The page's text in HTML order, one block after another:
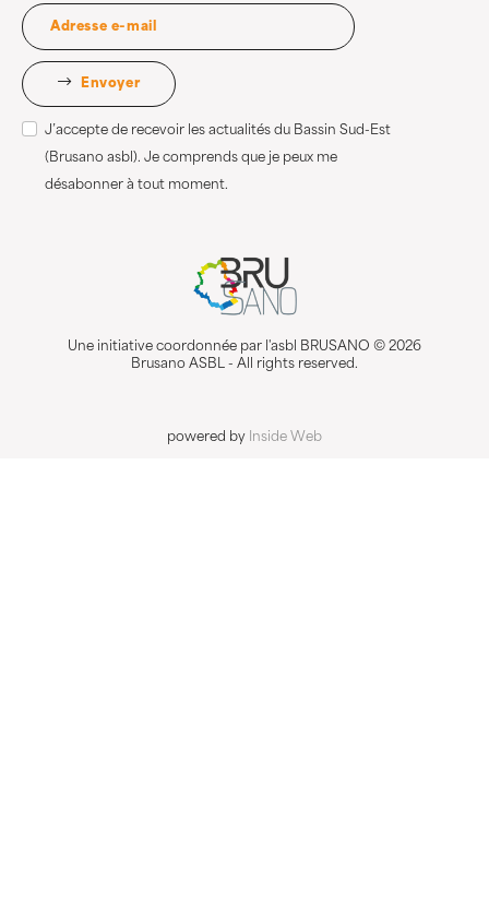
Envoyer
J’accepte de recevoir les actualités du Bassin Sud-Est
(Brusano asbl). Je comprends que je peux me
désabonner à tout moment.
Une initiative coordonnée par l'asbl BRUSANO © 2026
Brusano ASBL - All rights reserved.
powered by Inside Web